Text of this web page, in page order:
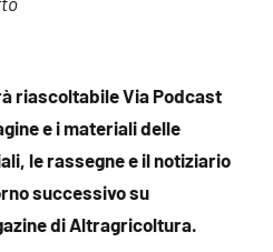
riascoltabile Via Podcast
e i materiali delle
le rassegne e il notiziario
successivo su
di Altragricoltura.